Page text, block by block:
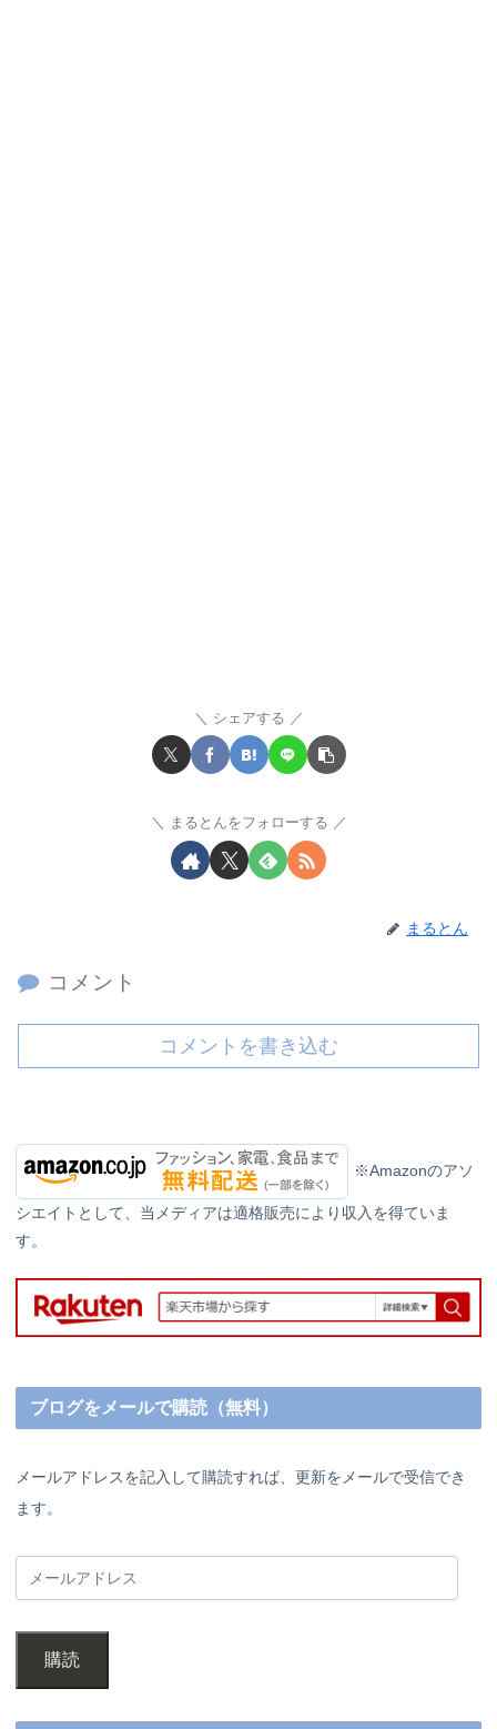
シェアする
まるとんをフォローする
まるとん
コメント
コメントを書き込む
※Amazonのアソ
シエイトとして、当メディアは適格販売により収入を得ていま
す。
ブログをメールで購読（無料）
メールアドレスを記入して購読すれば、更新をメールで受信でき
ます。
購読